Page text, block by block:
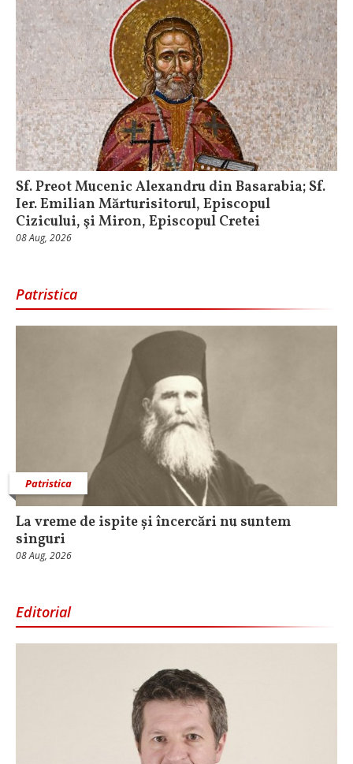
Sf. Preot Mucenic Alexandru din Basarabia; Sf.
Ier. Emilian Mărturisitorul, Episcopul
Cizicului, şi Miron, Episcopul Cretei
08 Aug, 2026
Patristica
Patristica
La vreme de ispite și încercări nu suntem
singuri
08 Aug, 2026
Editorial